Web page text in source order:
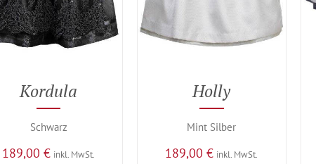
Kordula
Schwarz
189,00€ inkl. MwSt.
Holly
Mint Silber
189,00€ inkl. MwSt.